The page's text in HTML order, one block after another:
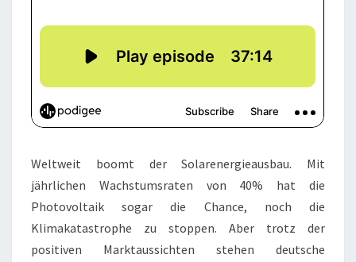
Weltweit boomt der Solarenergieausbau. Mit
jährlichen Wachstumsraten von 40% hat die
Photovoltaik sogar die Chance, noch die
Klimakatastrophe zu stoppen. Aber trotz der
positiven Marktaussichten stehen deutsche